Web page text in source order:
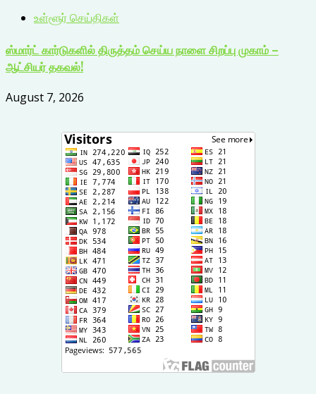
உள்ளூர் செய்திகள்
ஸ்மார்ட் கார்டுகளில் திருத்தம் செய்ய நாளை சிறப்பு முகாம் –
ஆட்சியர் தகவல்!
August 7, 2026